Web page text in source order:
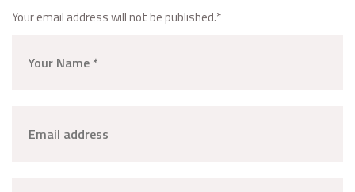
Your email address will not be published.*